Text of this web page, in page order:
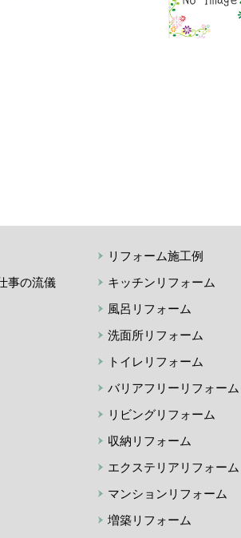
事の流儀
リフォーム施工例
キッチンリフォーム
風呂リフォーム
洗面所リフォーム
トイレリフォーム
バリアフリーリフォーム
リビングリフォーム
収納リフォーム
エクステリアリフォーム
マンションリフォーム
増築リフォーム